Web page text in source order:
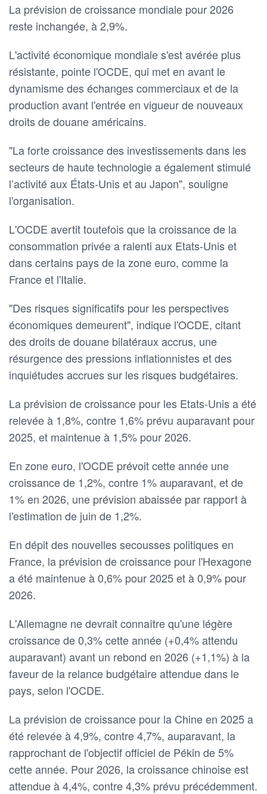
La prévision de croissance mondiale pour 2026
reste inchangée, à 2,9%.
L'activité économique mondiale s'est avérée plus
résistante, pointe l'OCDE, qui met en avant le
dynamisme des échanges commerciaux et de la
production avant l'entrée en vigueur de nouveaux
droits de douane américains.
"La forte croissance des investissements dans les
secteurs de haute technologie a également stimulé
l’activité aux États-Unis et au Japon", souligne
l'organisation.
L'OCDE avertit toutefois que la croissance de la
consommation privée a ralenti aux Etats-Unis et
dans certains pays de la zone euro, comme la
France et l'Italie.
"Des risques significatifs pour les perspectives
économiques demeurent", indique l'OCDE, citant
des droits de douane bilatéraux accrus, une
résurgence des pressions inflationnistes et des
inquiétudes accrues sur les risques budgétaires.
La prévision de croissance pour les Etats-Unis a été
relevée à 1,8%, contre 1,6% prévu auparavant pour
2025, et maintenue à 1,5% pour 2026.
En zone euro, l'OCDE prévoit cette année une
croissance de 1,2%, contre 1% auparavant, et de
1% en 2026, une prévision abaissée par rapport à
l'estimation de juin de 1,2%.
En dépit des nouvelles secousses politiques en
France, la prévision de croissance pour l'Hexagone
a été maintenue à 0,6% pour 2025 et à 0,9% pour
2026.
L'Allemagne ne devrait connaître qu'une légère
croissance de 0,3% cette année (+0,4% attendu
auparavant) avant un rebond en 2026 (+1,1%) à la
faveur de la relance budgétaire attendue dans le
pays, selon l'OCDE.
La prévision de croissance pour la Chine en 2025 a
été relevée à 4,9%, contre 4,7%, auparavant, la
rapprochant de l'objectif officiel de Pékin de 5%
cette année. Pour 2026, la croissance chinoise est
attendue à 4,4%, contre 4,3% prévu précédemment.